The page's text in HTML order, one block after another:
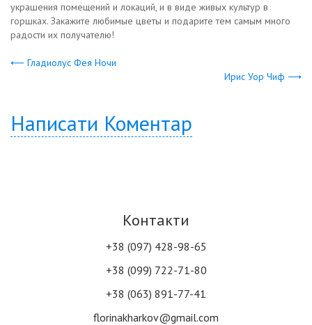
украшения помещений и локаций, и в виде живых культур в
горшках. Закажите любимые цветы и подарите тем самым много
радости их получателю!
⟵ Гладиолус Фея Ночи
Ирис Уор Чиф ⟶
Написати Коментар
Контакти
+38 (097) 428-98-65
+38 (099) 722-71-80
+38 (063) 891-77-41
florinakharkov@gmail.com